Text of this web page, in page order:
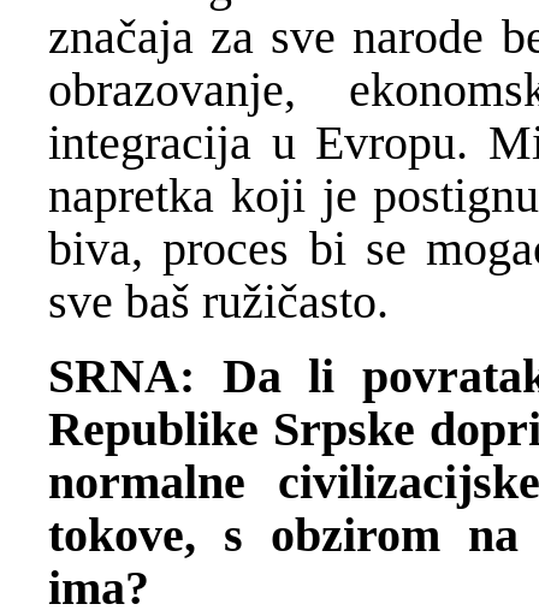
značaja za sve narode
obrazovanje,
integracija u Evropu.
napretka koji je
biva, proces bi se
sve baš ružičasto.
SRNA: Da li
Republike Srpske
normalne
tokove, s obzirom
ima?